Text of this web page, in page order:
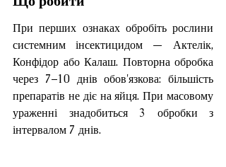
При перших ознаках обробіть рослини
системним інсектицидом — Актелік,
Конфідор або Калаш. Повторна обробка
через 7–10 днів обов'язкова: більшість
препаратів не діє на яйця. При масовому
ураженні знадобиться 3 обробки з
інтервалом 7 днів.